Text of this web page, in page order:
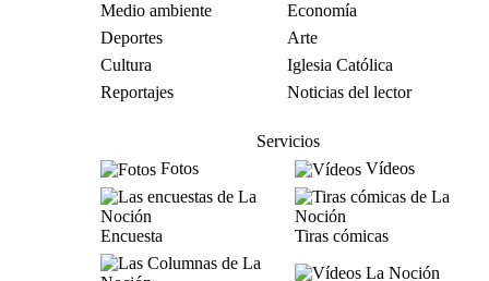
Medio ambiente
Economía
Deportes
Arte
Cultura
Iglesia Católica
Reportajes
Noticias del lector
Servicios
Fotos
Vídeos
Encuesta Tiras cómicas